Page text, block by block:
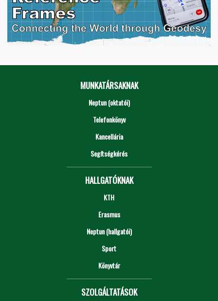
MUNKATÁRSAKNAK
Neptun (oktatói)
Telefonkönyv
Kancellária
Segítségkérés
HALLGATÓKNAK
KTH
Erasmus
Neptun (hallgatói)
Sport
Könyvtár
SZOLGÁLTATÁSOK